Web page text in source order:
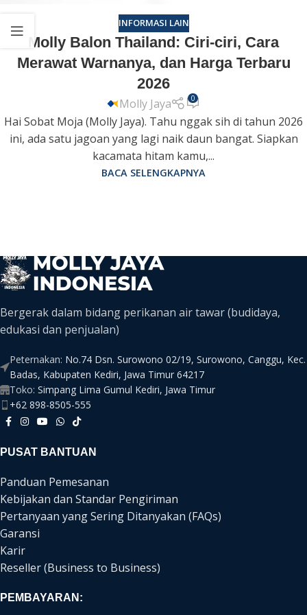
INFORMASI LAIN
Molly Balon Thailand: Ciri-ciri, Cara
Merawat Warnanya, dan Harga Terbaru
2026
Molly Jaya 0
Hai Sobat Moja (Molly Jaya). Tahu nggak sih di tahun 2026
ini, ada satu jagoan yang lagi naik daun bangat. Siapkan
kacamata hitam kamu,...
BACA SELENGKAPNYA
Bergerak dalam bidang perikanan air tawar (budidaya,
edukasi dan penjualan)
Peternakan: No.74 Dsn. Surowono 02/19, Surowono, Canggu, Kec.
Badas, Kabupaten Kediri, Jawa Timur 64217
Toko: Simpang Lima Gumul Kediri, Jawa Timur
+62 898-8505-555
PUSAT BANTUAN
Panduan Pemesanan
Kebijakan dan Standar Pengiriman
Pertanyaan yang Sering Ditanyakan (FAQs)
Garansi
Karir
Reseller (Business to Business)
PEMBAYARAN: